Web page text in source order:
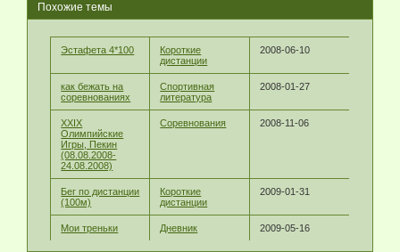
Похожие темы
Эстафета 4*100
Короткие
дистанции
2008-06-10
как бежать на
соревнованиях
Спортивная
литература
2008-01-27
XXIX
Олимпийские
Игры, Пекин
(08.08.2008-
24.08.2008)
Соревнования 2008-11-06
Бег по дистанции
(100м)
Короткие
дистанции
2009-01-31
Мои треньки Дневник 2009-05-16